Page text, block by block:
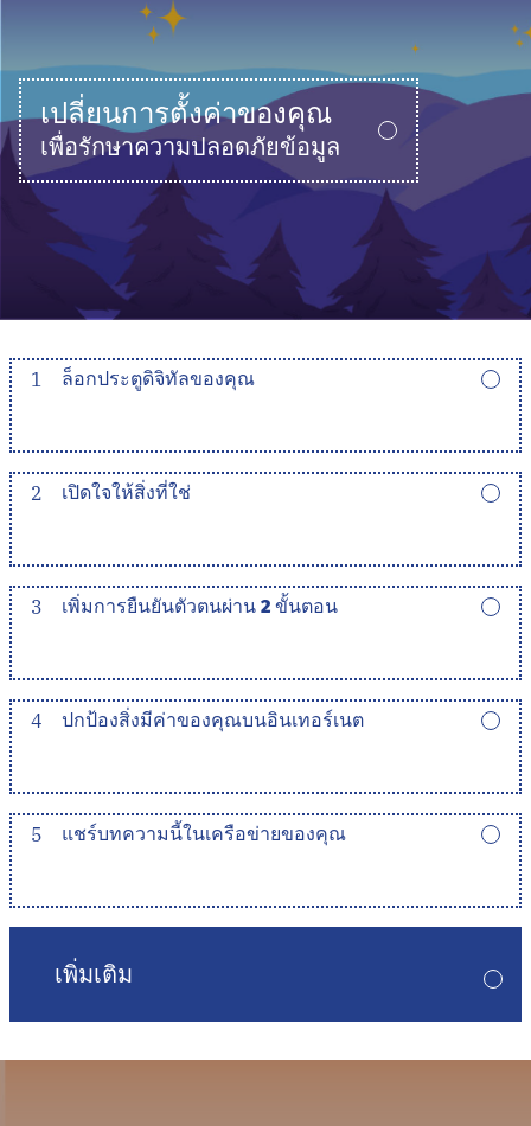
เปลี่ยนการตั้งค่าของคุณ
เพื่อรักษาความปลอดภัยข้อมูล
1 ล็อกประตูดิจิทัลของคุณ
2 เปิดใจให้สิ่งที่ใช่
3 เพิ่มการยืนยันตัวตนผ่าน 2 ขั้นตอน
4 ปกป้องสิ่งมีค่าของคุณบนอินเทอร์เนต
5 แชร์บทความนี้ในเครือข่ายของคุณ
เพิ่มเติม